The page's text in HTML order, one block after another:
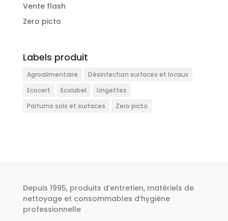
Vente flash
Zero picto
Labels produit
Agroalimentaire
Désinfection surfaces et locaux
Ecocert
Ecolabel
Lingettes
Parfums sols et surfaces
Zero picto
Depuis 1995, produits d’entretien, matériels de
nettoyage et consommables d’hygiène
professionnelle